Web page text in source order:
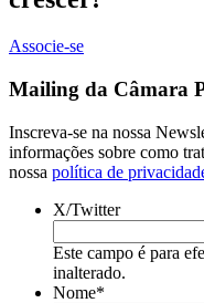
Associe-se
Mailing da Câmara
Inscreva-se na nossa
informações sobre como
nossa política de
X/Twitter
Este campo é para
inalterado.
Nome*